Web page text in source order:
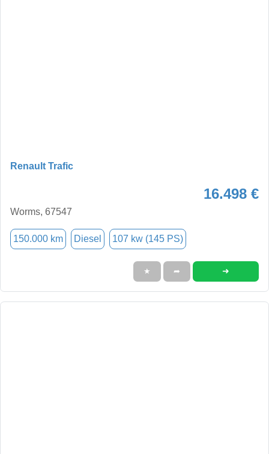
Renault Trafic
16.498 €
Worms, 67547
150.000 km Diesel 107 kw (145 PS)
★ ➦ ➜